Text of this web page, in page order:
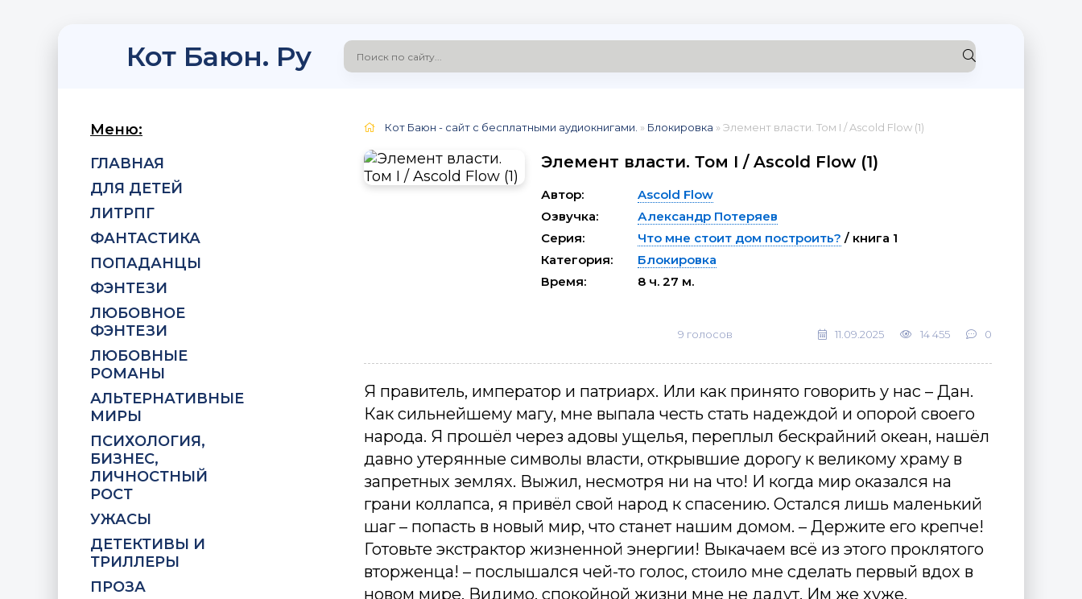
Кот Баюн. Ру
Меню:
ГЛАВНАЯ
ДЛЯ ДЕТЕЙ
ЛИТРПГ
ФАНТАСТИКА
ПОПАДАНЦЫ
ФЭНТЕЗИ
ЛЮБОВНОЕ
ФЭНТЕЗИ
ЛЮБОВНЫЕ
РОМАНЫ
АЛЬТЕРНАТИВНЫЕ
МИРЫ
ПСИХОЛОГИЯ,
БИЗНЕС,
ЛИЧНОСТНЫЙ
РОСТ
УЖАСЫ
ДЕТЕКТИВЫ И
ТРИЛЛЕРЫ
ПРОЗА
Кот Баюн - сайт с бесплатными аудиокнигами. » Блокировка » Элемент власти. Том I / Ascold Flow (1)
Элемент власти. Том I / Ascold Flow (1)
Автор:
Ascold Flow
Озвучка:
Александр Потеряев
Серия:
Что мне стоит дом построить? / книга 1
Категория:
Блокировка
Время:
8 ч. 27 м.
9 голосов 11.09.2025 14 455 0
Я правитель, император и патриарх. Или как принято говорить у нас – Дан.
Как сильнейшему магу, мне выпала честь стать надеждой и опорой своего
народа. Я прошёл через адовы ущелья, переплыл бескрайний океан, нашёл
давно утерянные символы власти, открывшие дорогу к великому храму в
запретных землях. Выжил, несмотря ни на что! И когда мир оказался на
грани коллапса, я привёл свой народ к спасению. Остался лишь маленький
шаг – попасть в новый мир, что станет нашим домом. – Держите его крепче!
Готовьте экстрактор жизненной энергии! Выкачаем всё из этого проклятого
вторженца! – послышался чей-то голос, стоило мне сделать первый вдох в
новом мире. Видимо, спокойной жизни мне не дадут. Им же хуже.